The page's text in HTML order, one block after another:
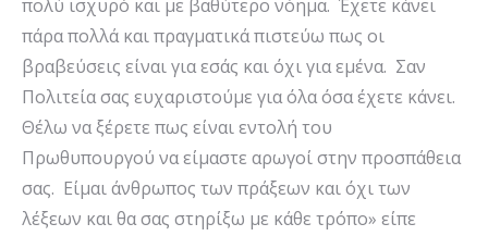
πολύ ισχυρό και με βαθύτερο νόημα. Έχετε κάνει
πάρα πολλά και πραγματικά πιστεύω πως οι
βραβεύσεις είναι για εσάς και όχι για εμένα. Σαν
Πολιτεία σας ευχαριστούμε για όλα όσα έχετε κάνει.
Θέλω να ξέρετε πως είναι εντολή του
Πρωθυπουργού να είμαστε αρωγοί στην προσπάθεια
σας. Είμαι άνθρωπος των πράξεων και όχι των
λέξεων και θα σας στηρίξω με κάθε τρόπο» είπε